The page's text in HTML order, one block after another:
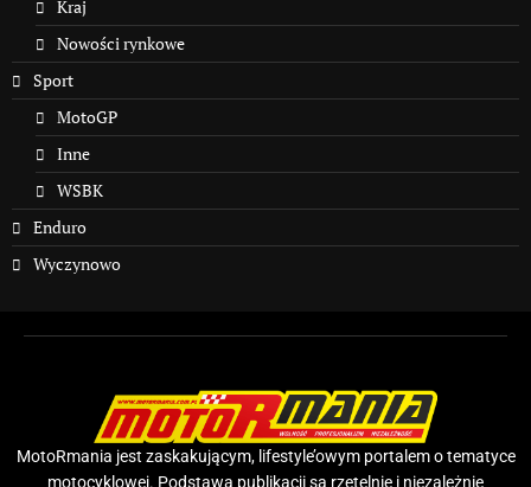
Kraj
Nowości rynkowe
Sport
MotoGP
Inne
WSBK
Enduro
Wyczynowo
MotoRmania jest zaskakującym, lifestyle’owym portalem o tematyce
motocyklowej. Podstawą publikacji są rzetelnie i niezależnie